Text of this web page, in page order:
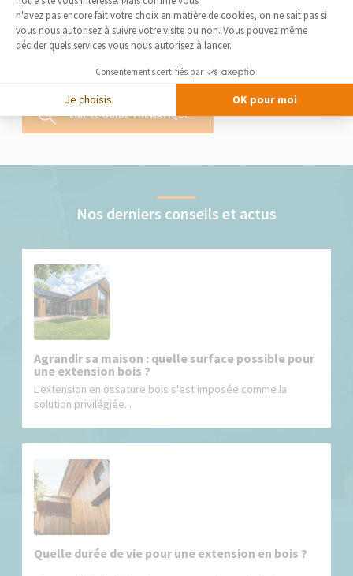
L’extension à ossature en bois est une solution d’agrandissement de
maison particulièrement appréciée pour son esthétisme, son
adaptabilité à l’architecture existante et son respect de
solution d’agrandissement potentielle, comme l’aménagement...
LIRE LE GUIDE THÉMATIQUE
Nos derniers conseils et actus
Agrandir sa maison : quelle surface possible pour
une extension bois ?
L'extension en ossature bois s'est imposée comme la
solution privilégiée...
Quelle durée de vie pour une extension en bois ?
n'avez pas encore fait votre choix en matière de cookies, on ne sait pas si
vous nous autorisez à suivre votre visite ou non. Vous pouvez même
décider quels services vous nous autorisez à lancer.
Consentements certifiés par
Je choisis OK pour moi
Axeptio consent